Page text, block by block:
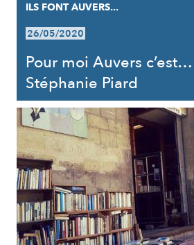
ILS FONT AUVERS...
26/05/2020
Pour moi Auvers
Stéphanie Piard